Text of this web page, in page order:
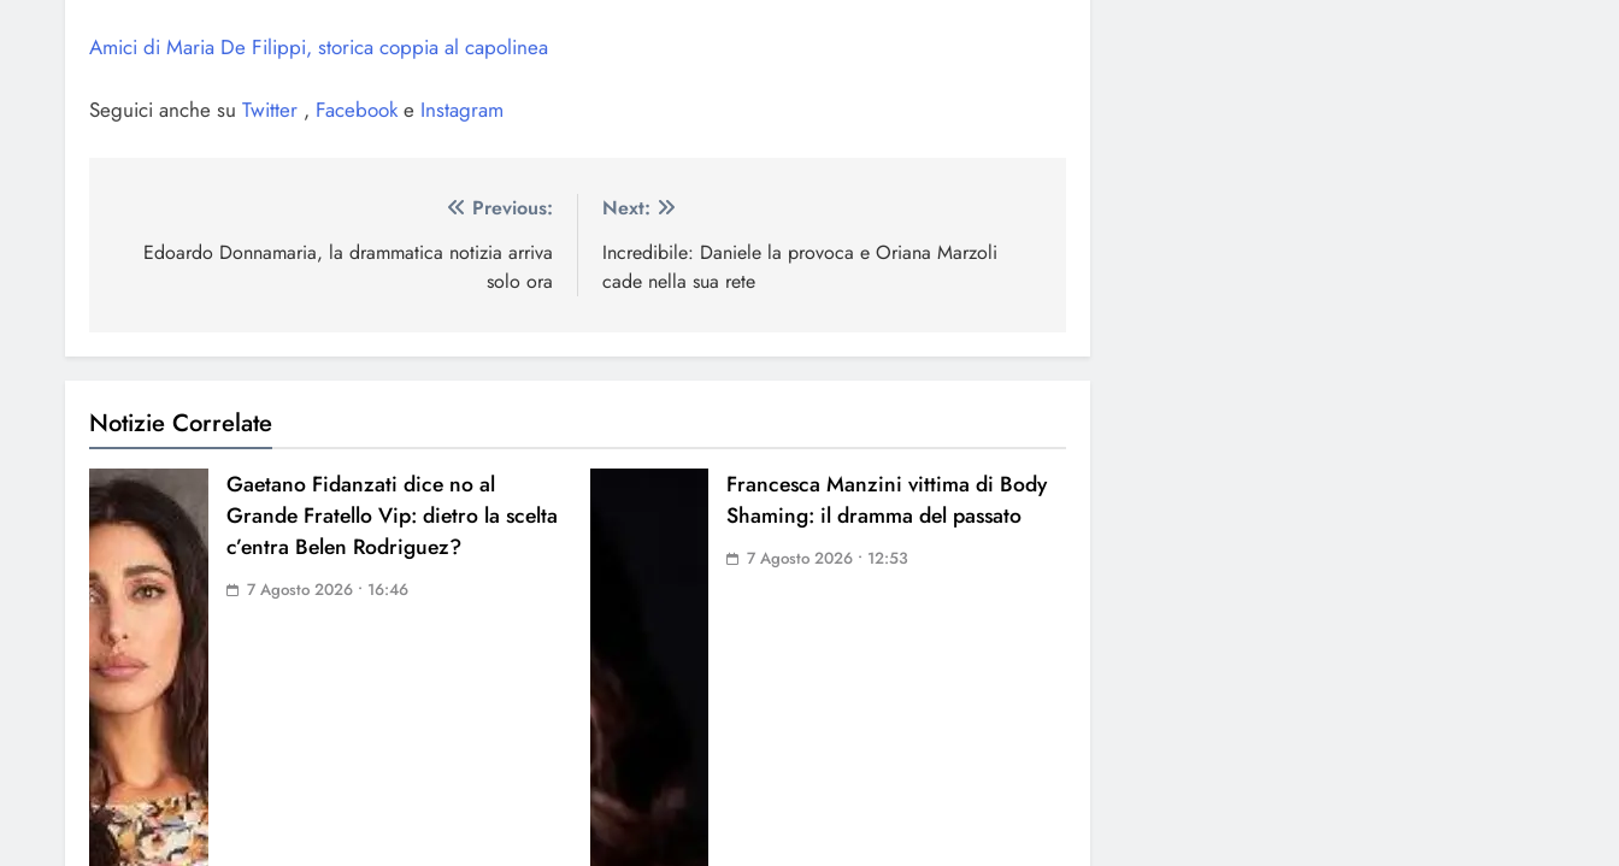
Amici di Maria De Filippi, storica coppia al capolinea
Seguici anche su Twitter , Facebooke Instagram
articoli
Previous:
Edoardo Donnamaria, la drammatica notizia arriva
solo ora
Next:
Incredibile: Daniele la provoca e Oriana Marzoli
cade nella sua rete
Notizie Correlate
Gaetano Fidanzati dice no al
Grande Fratello Vip: dietro la scelta
c’entra Belen Rodriguez?
7 Agosto 2026 • 16:46
Francesca Manzini vittima di Body
Shaming: il dramma del passato
7 Agosto 2026 • 12:53